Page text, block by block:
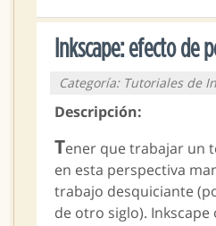
Inkscape: efecto de
Categoría: Tutoriales de
Descripción:
Tener que trabajar un
en esta perspectiva
trabajo desquiciante
de otro siglo).